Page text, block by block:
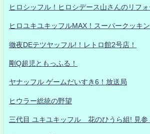
ヒロシッフル！ヒロシデース山さんのリフォ
ヒロユキユキッフルMAX！スーパークッキン
徹夜DEテツヤッフル!！レトロ館2号店！
剛Q超児ともっふる！
ヤナッフル ゲームだいすき6！放送局
ヒウラー総統の野望
三代目 ユキユキッフル 花のひうら組! 見参